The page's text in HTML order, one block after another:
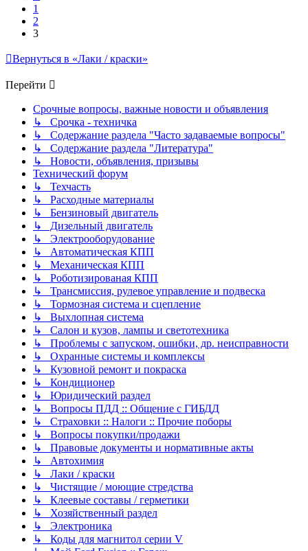
1
2
3
Вернуться в «Лаки / краски»
Перейти
Срочные вопросы, важные новости и объявления
↳ Срочка - техничка
↳ Содержание раздела "Часто задаваемые вопросы"
↳ Содержание раздела "Литература"
↳ Новости, объявления, призывы
Технический форум
↳ Техчасть
↳ Расходные материалы
↳ Бензиновый двигатель
↳ Дизельный двигатель
↳ Электрооборудование
↳ Автоматическая КПП
↳ Механическая КПП
↳ Роботизированая КПП
↳ Трансмиссия, рулевое управление и подвеска
↳ Тормозная система и сцепление
↳ Выхлопная система
↳ Салон и кузов, лампы и светотехника
↳ Проблемы с запуском, ошибки, др. неисправности
↳ Охранные системы и комплексы
↳ Кузовной ремонт и покраска
↳ Кондиционер
↳ Юридический раздел
↳ Вопросы ПДД :: Общение с ГИБДД
↳ Страховки :: Налоги :: Прочие поборы
↳ Вопросы покупки/продажи
↳ Правовые документы и нормативные акты
↳ Автохимия
↳ Лаки / краски
↳ Чистящие / моющие стредства
↳ Клеевые составы / герметики
↳ Хозяйственный раздел
↳ Электроника
↳ Коды для магнитол серии V